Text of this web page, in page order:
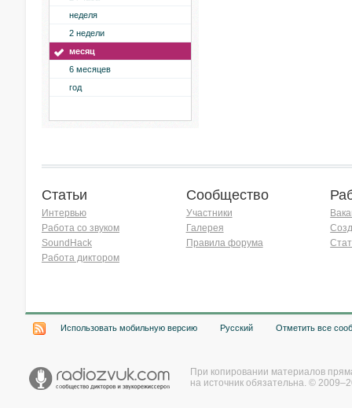
неделя
2 недели
месяц
6 месяцев
год
Статьи
Интервью
Работа со звуком
SoundHack
Работа диктором
Сообщество
Участники
Галерея
Правила форума
Использовать мобильную версию Русский Отметить все
При копировании материалов
на источник обязательна. ©